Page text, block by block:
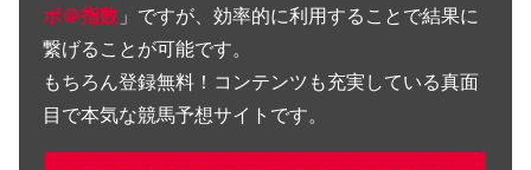
ボ＠指数 」ですが、効率的に利用することで結果に
繋げることが可能です。
もちろん登録無料！コンテンツも充実している真面
目で本気な競馬予想サイトです。